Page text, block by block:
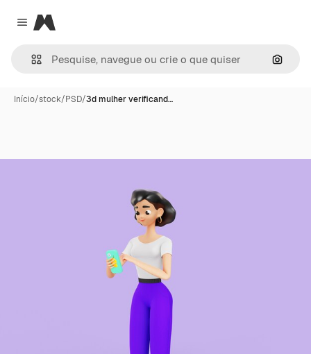
Close menu
Magnific
Início/stock/PSD/3d mulher verificand…